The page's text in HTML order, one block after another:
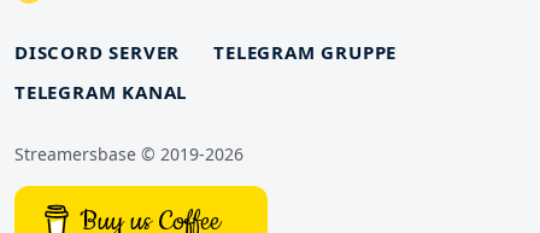
DISCORD SERVER
TELEGRAM GRUPPE
TELEGRAM KANAL
Streamersbase © 2019-2026
Buy us Coffee